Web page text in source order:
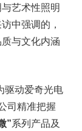
艺术性照明
中强调的，
与文化内涵
驱动爱奇光电
司精准把握
”系列产品及